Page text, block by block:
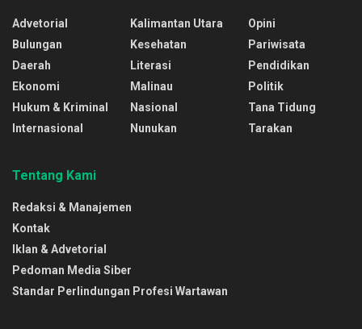
Advetorial
Bulungan
Daerah
Ekonomi
Hukum & Kriminal
Internasional
Kalimantan Utara
Kesehatan
Literasi
Malinau
Nasional
Nunukan
Opini
Pariwisata
Pendidikan
Politik
Tana Tidung
Tarakan
Tentang Kami
Redaksi & Manajemen
Kontak
Iklan & Advetorial
Pedoman Media Siber
Standar Perlindungan Profesi Wartawan